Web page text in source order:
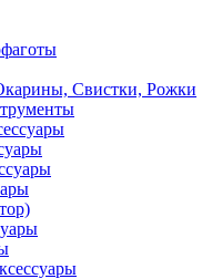
Свистки, Рожки